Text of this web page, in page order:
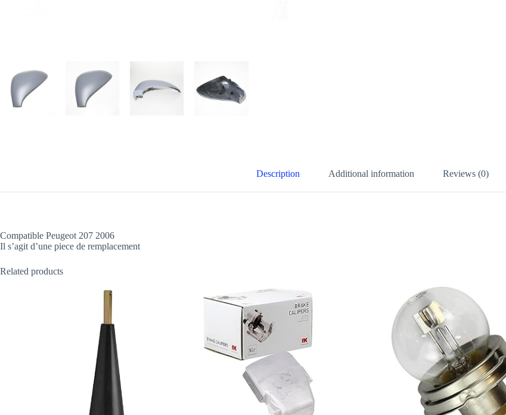
Description Additional information Reviews (0)
Compatible Peugeot 207 2006
Il s’agit d’une piece de remplacement
Related products